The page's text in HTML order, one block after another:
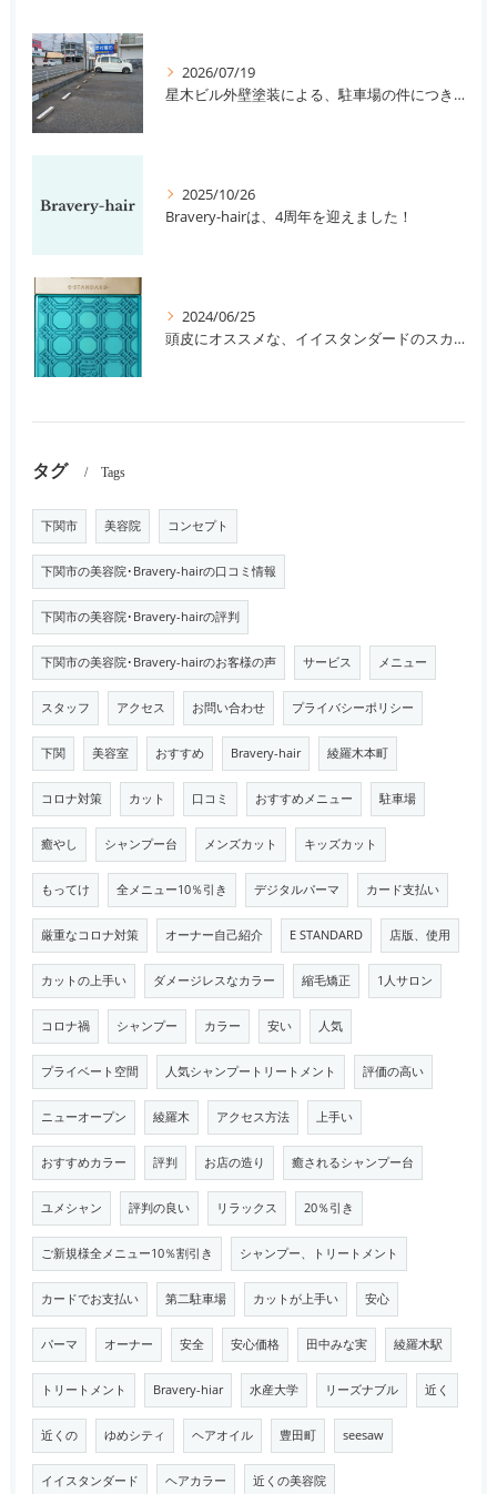
2026/07/19
星木ビル外壁塗装による、駐車場の件につきまして。
2025/10/26
Bravery-hairは、4周年を迎えました！
2024/06/25
頭皮にオススメな、イイスタンダードのスカルプ系シャンプー＆トリートメントです！
タグ Tags
下関市 美容院 コンセプト
下関市の美容院･Bravery-hairの口コミ情報
下関市の美容院･Bravery-hairの評判
下関市の美容院･Bravery-hairのお客様の声 サービス メニュー
スタッフ アクセス お問い合わせ プライバシーポリシー
下関 美容室 おすすめ Bravery-hair 綾羅木本町
コロナ対策 カット 口コミ おすすめメニュー 駐車場
癒やし シャンプー台 メンズカット キッズカット
もってけ 全メニュー10％引き デジタルパーマ カード支払い
厳重なコロナ対策 オーナー自己紹介 E STANDARD 店版、使用
カットの上手い ダメージレスなカラー 縮毛矯正 1人サロン
コロナ禍 シャンプー カラー 安い 人気
プライベート空間 人気シャンプートリートメント 評価の高い
ニューオープン 綾羅木 アクセス方法 上手い
おすすめカラー 評判 お店の造り 癒されるシャンプー台
ユメシャン 評判の良い リラックス 20％引き
ご新規様全メニュー10％割引き シャンプー、トリートメント
カードでお支払い 第二駐車場 カットが上手い 安心
パーマ オーナー 安全 安心価格 田中みな実 綾羅木駅
トリートメント Bravery-hiar 水産大学 リーズナブル 近く
近くの ゆめシティ ヘアオイル 豊田町 seesaw
イイスタンダード ヘアカラー 近くの美容院